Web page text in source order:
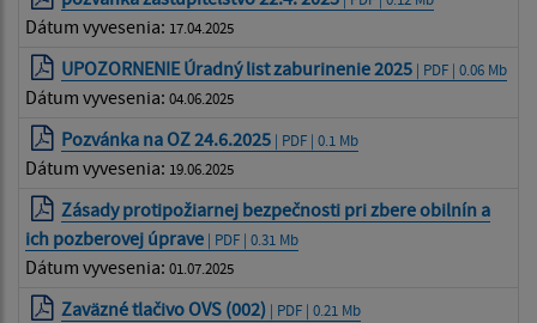
Dátum vyvesenia: 17.04.2025
UPOZORNENIE Úradný list zaburinenie 2025 | PDF | 0.06 Mb
Dátum vyvesenia: 04.06.2025
Pozvánka na OZ 24.6.2025 | PDF | 0.1 Mb
Dátum vyvesenia: 19.06.2025
Zásady protipožiarnej bezpečnosti pri zbere obilnín a
ich pozberovej úprave | PDF | 0.31 Mb
Dátum vyvesenia: 01.07.2025
Zaväzné tlačivo OVS (002) | PDF | 0.21 Mb